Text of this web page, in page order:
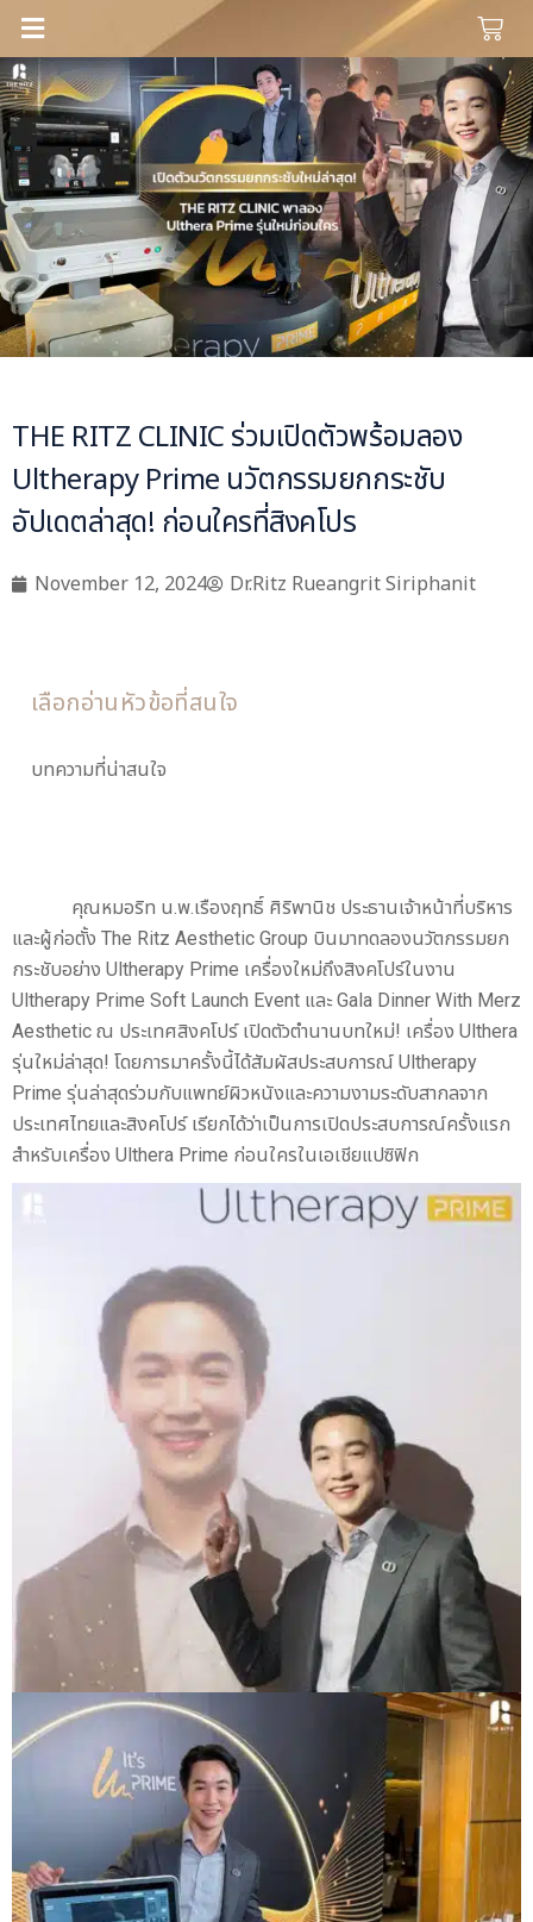
THE RITZ CLINIC ร่วมเปิดตัวพร้อมลอง
Ultherapy Prime นวัตกรรมยกกระชับ
อัปเดตล่าสุด! ก่อนใครที่สิงคโปร
November 12, 2024 Dr.Ritz Rueangrit Siriphanit
เลือกอ่านหัวข้อที่สนใจ
บทความที่น่าสนใจ
คุณหมอริท น.พ.เรืองฤทธิ์ ศิริพานิช ประธานเจ้าหน้าที่บริหาร
และผู้ก่อตั้ง The Ritz Aesthetic Group บินมาทดลองนวัตกรรมยก
กระชับอย่าง Ultherapy Prime เครื่องใหม่ถึงสิงคโปร์ในงาน
Ultherapy Prime Soft Launch Event และ Gala Dinner With Merz
Aesthetic ณ ประเทศสิงคโปร์ เปิดตัวตำนานบทใหม่! เครื่อง Ulthera
รุ่นใหม่ล่าสุด! โดยการมาครั้งนี้ได้สัมผัสประสบการณ์ Ultherapy
Prime รุ่นล่าสุดร่วมกับแพทย์ผิวหนังและความงามระดับสากลจาก
ประเทศไทยและสิงคโปร์ เรียกได้ว่าเป็นการเปิดประสบการณ์ครั้งแรก
สำหรับเครื่อง Ulthera Prime ก่อนใครในเอเชียแปซิฟิก